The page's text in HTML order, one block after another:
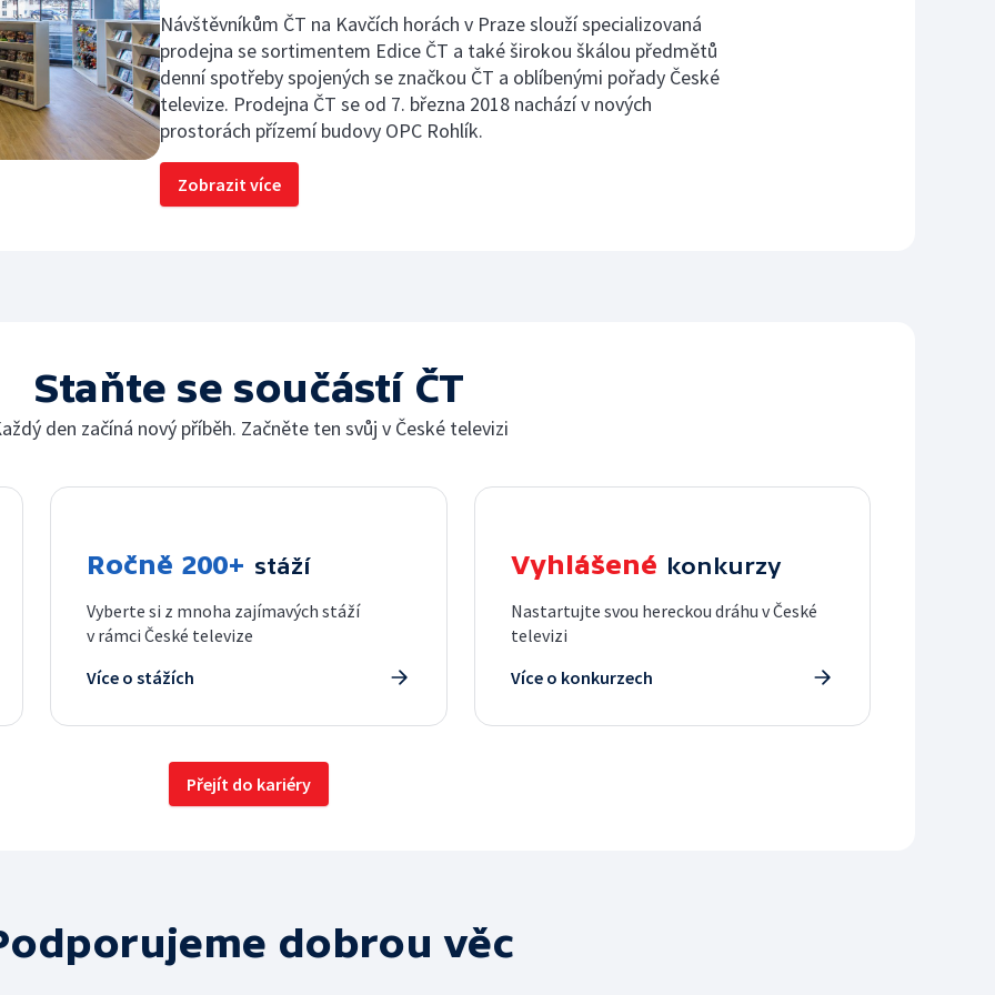
Návštěvníkům ČT na Kavčích horách v Praze slouží specializovaná
prodejna se sortimentem Edice ČT a také širokou škálou předmětů
denní spotřeby spojených se značkou ČT a oblíbenými pořady České
televize. Prodejna ČT se od 7. března 2018 nachází v nových
prostorách přízemí budovy OPC Rohlík.
Zobrazit více
Staňte se součástí ČT
den začíná nový příběh. Začněte ten svůj v České televizi
Ročně 200+ stáží
Vyberte si z mnoha zajímavých stáží
v rámci České televize
Více o stážích
Vyhlášené konkurzy
Nastartujte svou hereckou dráhu v České
televizi
Více o konkurzech
Přejít do kariéry
dobrou věc